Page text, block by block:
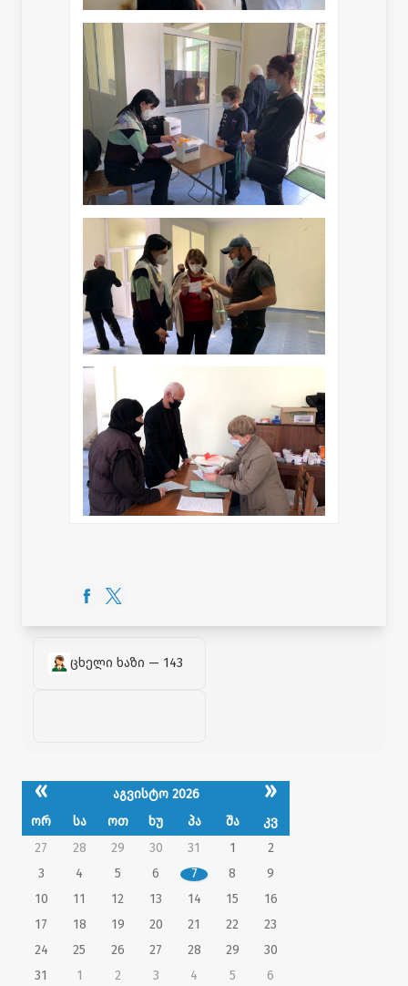
ცხელი ხაზი — 143
« აგვისტო 2026 »
ორ სა ოთ ხუ პა შა
კვ
27
28 29 30 31 1
2
3
4 5 6 7 8
9
10
11 12 13 14 15
16
17
18 19 20 21 22
23
24
25 26 27 28 29
30
31
1 2 3 4 5 6